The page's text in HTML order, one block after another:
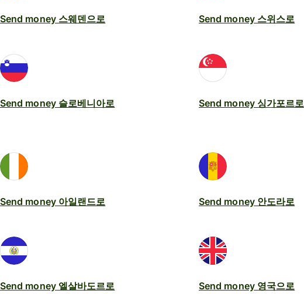
Send money 스웨덴으로 Send money 스위스로
Send money 슬로베니아로 Send money 싱가포르로
Send money 아일랜드로 Send money 안도라로
Send money 엘살바도르로 Send money 영국으로